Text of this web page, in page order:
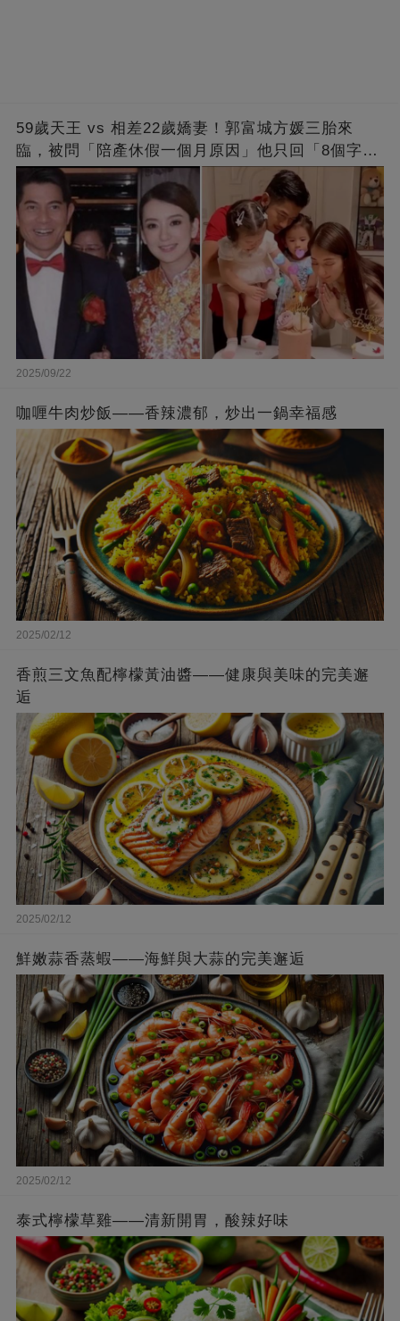
59歲天王 vs 相差22歲嬌妻！郭富城方媛三胎來
臨，被問「陪產休假一個月原因」他只回「8個字」
被贊爆
2025/09/22
咖喱牛肉炒飯——香辣濃郁，炒出一鍋幸福感
2025/02/12
香煎三文魚配檸檬黃油醬——健康與美味的完美邂
逅
2025/02/12
鮮嫩蒜香蒸蝦——海鮮與大蒜的完美邂逅
2025/02/12
泰式檸檬草雞——清新開胃，酸辣好味